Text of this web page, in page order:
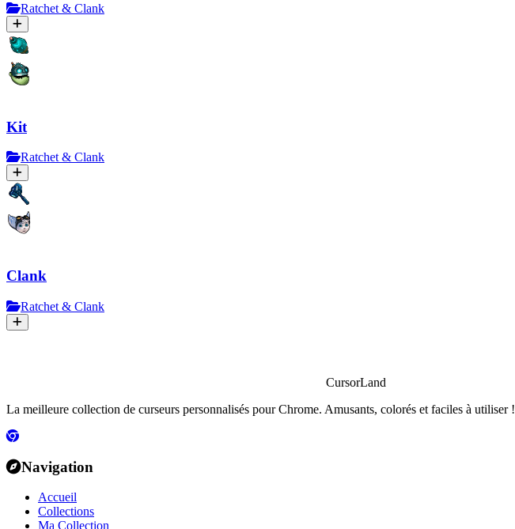
Ratchet & Clank
Kit
Ratchet & Clank
Clank
Ratchet & Clank
CursorLand
La meilleure collection de curseurs personnalisés pour Chrome. Amusants, colorés et faciles à utiliser !
Navigation
Accueil
Collections
Ma Collection